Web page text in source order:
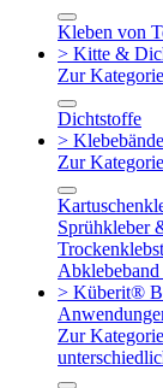
Kleben von
> Kitte &
Zur
Dichtstoffe
>
Zur
Sprühkleber
> Küberit®
Zur